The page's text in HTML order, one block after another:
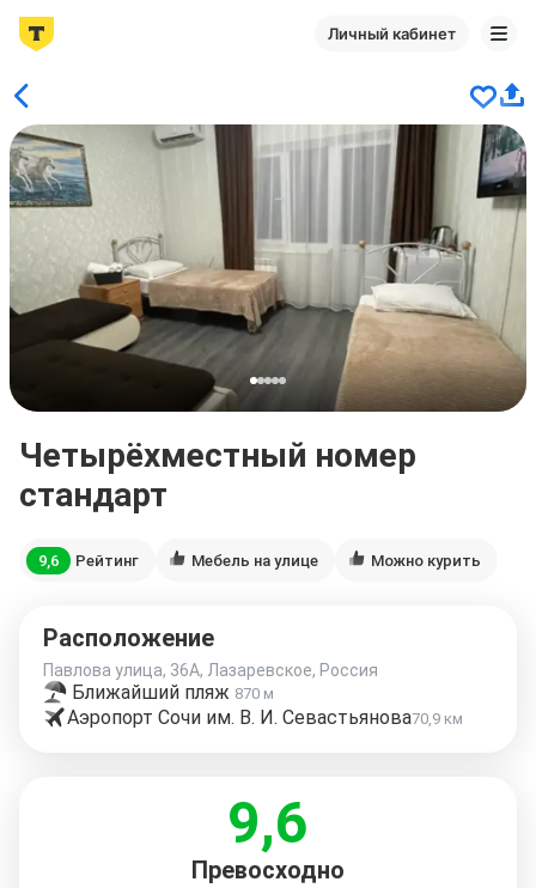
Личный кабинет
Четырёхместный номер
стандарт
9,6 Рейтинг Мебель на улице Можно курить
Расположение
Павлова улица, 36А, Лазаревское, Россия
Ближайший пляж 870 м
Аэропорт Сочи им. В. И. Севастьянова70,9 км
9,6
Превосходно